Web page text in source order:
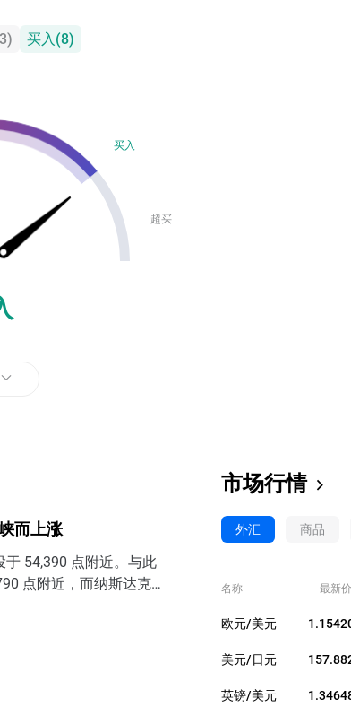
3) 买入(8)
买入
超买
而上涨
54,390 点附近。与此
点附近，而纳斯达克
市场行情
外汇 商品
名称 最新价
欧元/美元
美元/日元
英镑/美元